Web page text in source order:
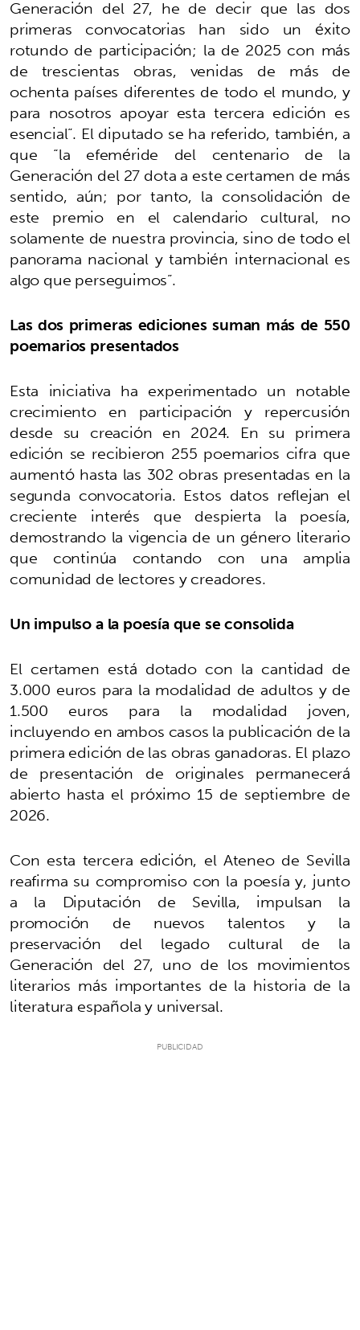
Generación del 27, he de decir que las dos
primeras convocatorias han sido un éxito
rotundo de participación; la de 2025 con más
de trescientas obras, venidas de más de
ochenta países diferentes de todo el mundo, y
para nosotros apoyar esta tercera edición es
esencial”. El diputado se ha referido, también, a
que “la efeméride del centenario de la
Generación del 27 dota a este certamen de más
sentido, aún; por tanto, la consolidación de
este premio en el calendario cultural, no
solamente de nuestra provincia, sino de todo el
panorama nacional y también internacional es
algo que perseguimos”.
Las dos primeras ediciones suman más de 550
poemarios presentados
Esta iniciativa ha experimentado un notable
crecimiento en participación y repercusión
desde su creación en 2024. En su primera
edición se recibieron 255 poemarios cifra que
aumentó hasta las 302 obras presentadas en la
segunda convocatoria. Estos datos reflejan el
creciente interés que despierta la poesía,
demostrando la vigencia de un género literario
que continúa contando con una amplia
comunidad de lectores y creadores.
Un impulso a la poesía que se consolida
El certamen está dotado con la cantidad de
3.000 euros para la modalidad de adultos y de
1.500 euros para la modalidad joven,
incluyendo en ambos casos la publicación de la
primera edición de las obras ganadoras. El plazo
de presentación de originales permanecerá
abierto hasta el próximo 15 de septiembre de
2026.
Con esta tercera edición, el Ateneo de Sevilla
reafirma su compromiso con la poesía y, junto
a la Diputación de Sevilla, impulsan la
promoción de nuevos talentos y la
preservación del legado cultural de la
Generación del 27, uno de los movimientos
literarios más importantes de la historia de la
literatura española y universal.